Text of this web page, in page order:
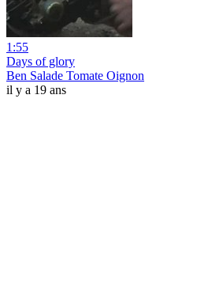
1:55
Days of glory
Ben Salade Tomate Oignon
il y a 19 ans